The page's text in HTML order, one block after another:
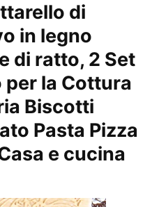
di
in legno
di ratto, 2 Set
la Cottura
Biscotti
Pasta Pizza
e cucina